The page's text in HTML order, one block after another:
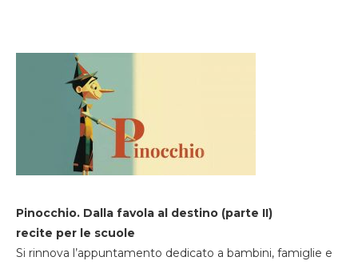
Pinocchio. Dalla favola al destino (parte II)
recite per le scuole
Si rinnova l’appuntamento dedicato a bambini, famiglie e